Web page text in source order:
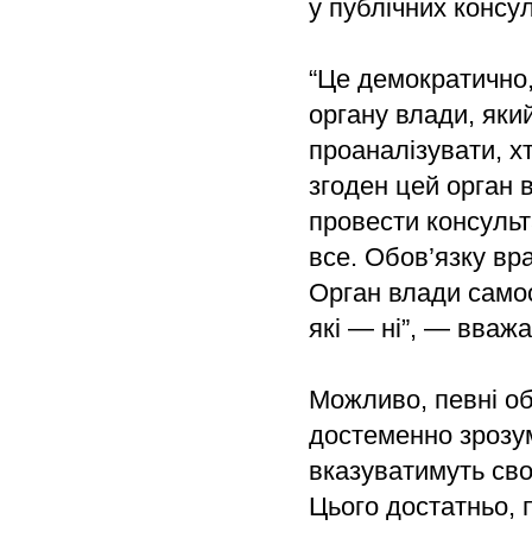
у публічних
“Це
органу влади,
проаналізувати,
згоден цей орган
провести
все. Обов’язку
Орган влади
які — ні”, —
Можливо, певні
достеменно
вказуватимуть
Цього достатньо,